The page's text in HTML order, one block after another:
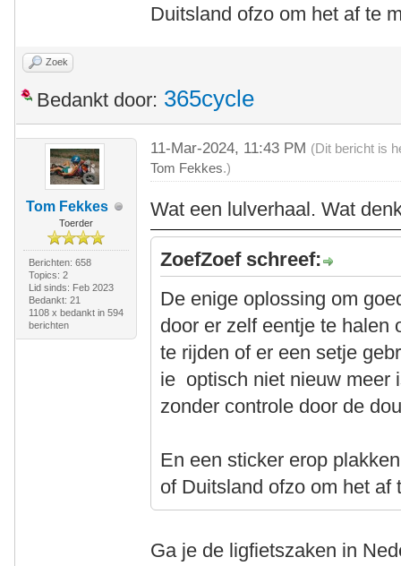
Duitsland ofzo om het af te
Zoek
Bedankt door: 365cycle
Tom Fekkes
Toerder
Berichten: 658
Topics: 2
Lid sinds: Feb 2023
Bedankt: 21
1108 x bedankt in 594
berichten
11-Mar-2024, 11:43 PM (Dit bericht is
Tom Fekkes.)
Wat een lulverhaal. Wat
ZoefZoef schreef:
De enige oplossing om
door er zelf eentje te halen
te rijden of er een setje
ie optisch niet nieuw meer
zonder controle door de
En een sticker erop
of Duitsland ofzo om het
Ga je de ligfietszaken in